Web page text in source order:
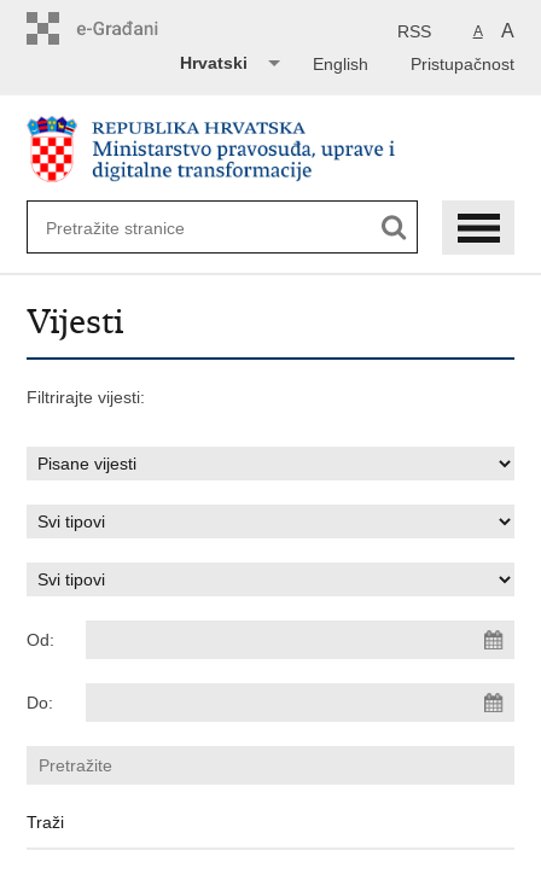
A A
RSS
Pristupačnost
English
Hrvatski
Vijesti
Filtrirajte vijesti:
Od:
Do: